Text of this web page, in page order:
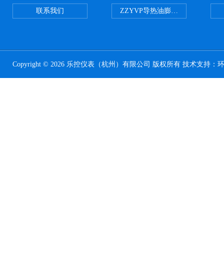
联系我们 ZZYVP导热油膨胀槽氮封阀
Copyright © 2026 乐控仪表（杭州）有限公司 版权所有 技术支持：